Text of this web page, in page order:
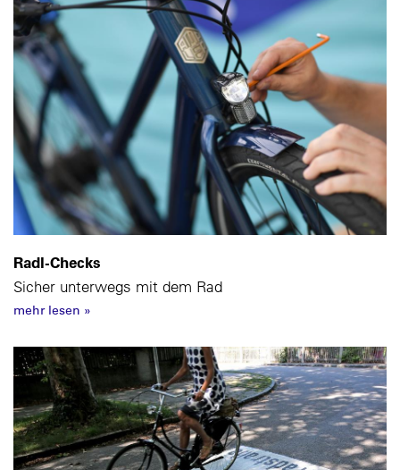
Radl-Checks
Sicher unterwegs mit dem Rad
mehr lesen »